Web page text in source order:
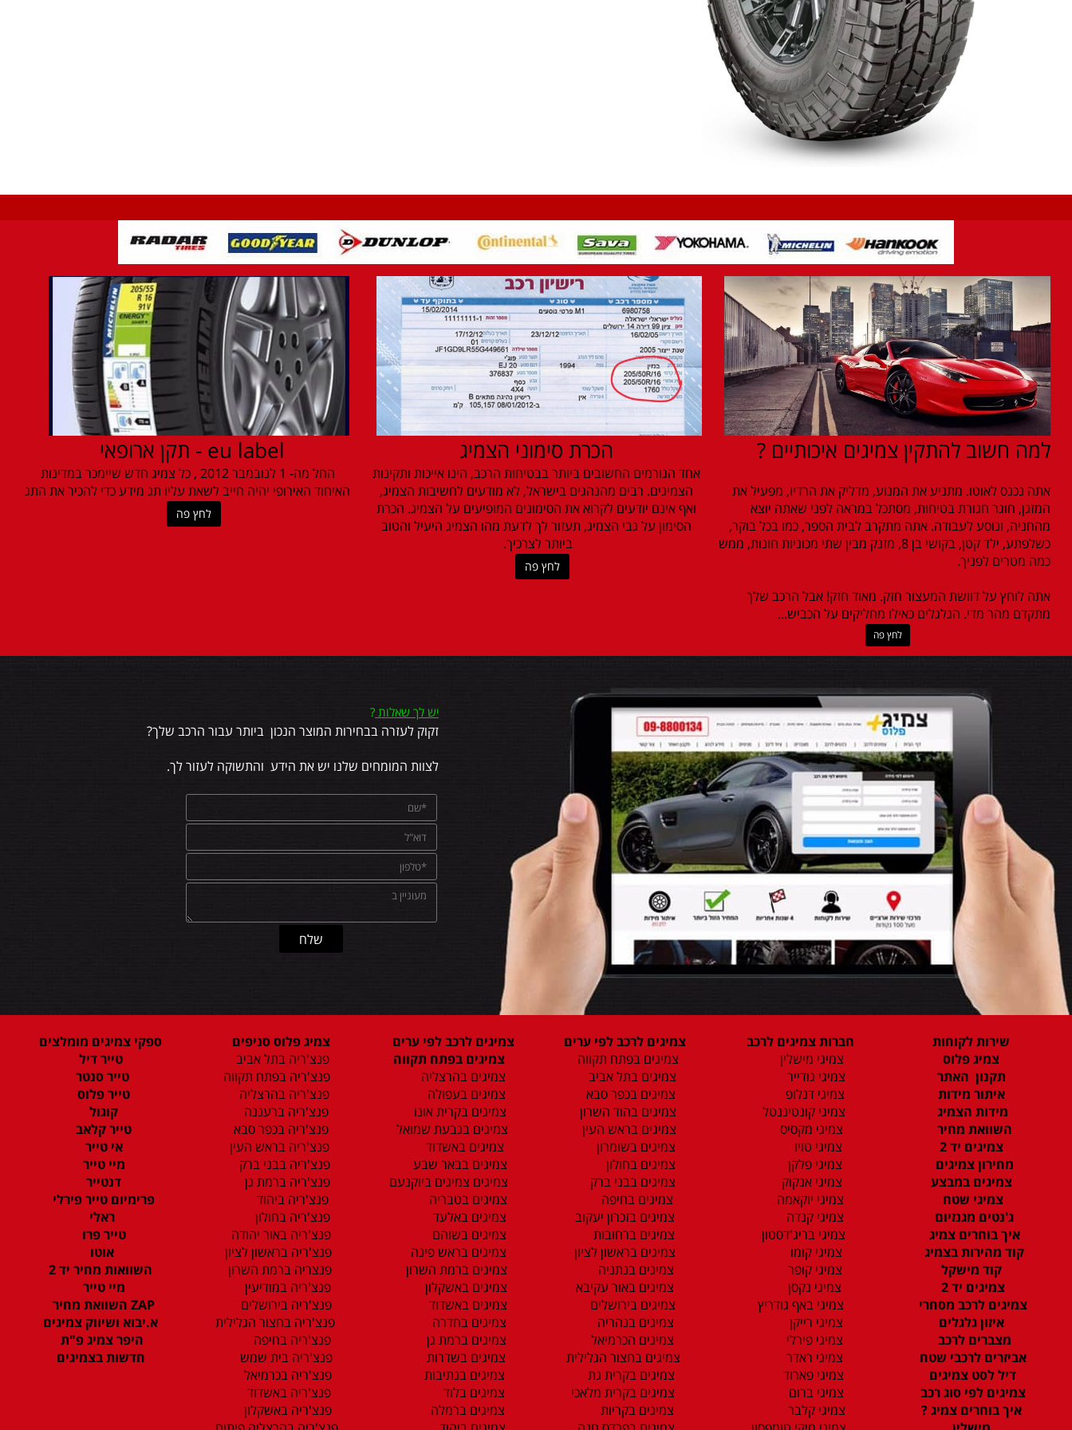
למה חשוב להתקין צמיגים איכותיים ?
אתה נכנס לאוטו. מתניע את המנוע, מדליק את הרדיו, מפעיל את
המזגן, חוגר חגורת בטיחות, מסתכל במראה לפני שאתה יוצא
מהחניה, ונוסע לעבודה. אתה מתקרב לבית הספר, כמו בכל בוקר,
כשלפתע, ילד קטן, בקושי בן 8, מזנק מבין שתי מכוניות חונות, ממש
כמה מטרים לפניך.
אתה לוחץ על דוושת המעצור חזק. מאוד חזק! אבל הרכב שלך
מתקדם מהר מדי. הגלגלים כאילו מחליקים על הכביש...
לחץ פה
הכרת סימוני הצמיג
אחד הגורמים החשובים ביותר בבטיחות הרכב, הינו אייכות ותקינות
הצמיגים. רבים מהנהגים בישראל, לא מודעים לחשיבות הצמיג,
ואף אינם יודעים לקרוא את הסימונים המופיעים על הצמיג. הכרת
הסימון על גבי הצמיג, תעזור לך לדעת מהו הצמיג היעיל והטוב
ביותר לצרכיך.
לחץ פה
eu label - תקן ארופאי
החל מה- 1 לנובמבר 2012 , כל צמיג חדש שיימכר במדינות
האיחוד האירופי יהיה חייב לשאת עליו תג מידע כדי להכיר את התג
לחץ פה
יש לך שאלות ?
זקוק לעזרה בבחירות המוצר הנכון ביותר עבור הרכב שלך?
לצוות המומחים שלנו יש את הידע והתשוקה לעזור לך.
שירות לקוחות
צמיג פלוס
תקנון האתר
איתור מידות
מידות הצמיג
השוואת מחיר
צמיגים יד 2
מחירון צמיגים
צמיגים במבצע
צמיגי שטח
ג'נטים מגנזיום
איך בוחרים צמיג
קוד מהירות בצמיג
קוד מישקל
צמיגים יד 2
צמיגים לרכב מסחרי
איזון גלגלים
מצברים לרכב
אביזרים לרכבי שטח
דיל לסט צמיגים
צמיגים לפי סוג רכב
איך בוחרים צמיג ?
חברות צמיגים לרכב
צמיגי מישלין
צמיגי גודייר
צמיגי דנלופ
צמיגי קונטיננטל
צמיגי מקסיס
צמיגי טויו
צמיגי פלקן
צמיגי אנקוק
צמיגי יוקאמה
צמיגי קנדה
צמיגי בריג'דסטון
צמיגי קומו
צמיגי קופר
צמיגי נקסן
צמיגי באף גודריץ
צמיגי רייקן
צמיגי פירלי
צמיגי ראדר
צמיגי פארוד
צמיגי ברום
צמיגי קלבר
צמיגים לרכב לפי ערים
צמיגים בפתח תקווה
צמיגים בתל אביב
צמיגים בכפר סבא
צמיגים בהוד השרון
צמיגים בראש העין
צמיגים בשומרון
צמיגים בחולון
צמיגים בבני ברק
צמיגים בחיפה
צמיגים בזכרון יעקוב
צמיגים ברחובות
צמיגים בראשון לציון
צמיגים בנתניה
צמיגים באור עקיבא
צמיגים בירושלים
צמיגים בנהריה
צמיגים הכרמיאל
צמיגים בחצור הגלילית
צמיגים בקרית גת
צמיגים בקרית מלאכי
צמיגים בקריות
צמיגים לרכב לפי ערים
צמיגים בפתח תקווה
צמיגים בהרצליה
צמיגים בעפולה
צמיגים בקרית אונו
צמיגים בגבעת שמואל
צמיגים באשדוד
צמיגים בבאר שבע
צמיגים צמיגים ביוקנעם
צמיגים בטבריה
צמיגים באלעד
צמיגים בשוהם
צמיגים בראש פינה
צמיגים ברמת השרון
צמיגים באשקלון
צמיגים באשדוד
צמיגים בחדרה
צמיגים ברמת גן
צמיגים בשדרות
צמיגים בנתיבות
צמיגים בלוד
צמיגים ברמלה
צמיג פלוס סניפים
פנצ'ריה בתל אביב
פנצ'ריה בפתח תקווה
פנצ'ריה בהרצליה
פנצ'ריה ברעננה
פנצ'ריה בכפר סבא
פנצ'ריה בראש העין
פנצ'ריה בבני ברק
פנצ'ריה ברמת גן
פנצ'ריה ביהוד
פנצ'ריה בחולון
פנצ'ריה באור יהודה
פנצ'ריה בראשון לציון
פנצריה ברמת השרון
פנצ'ריה במודיעין
פנצ'ריה בירושלים
פנצ'ריה בחצור הגלילית
פנצ'ריה בחיפה
פנצ'ריה בית שמש
פנצ'ריה בכרמיאל
פנצ'ריה באשדוד
פנצ'ריה באשקלון
ספקי צמיגים מומלצים
טייר דיל
טייר סנטר
טייר פלוס
קוגול
טייר קלאב
אי טייר
מיי טייר
דנטייר
פרימיום טייר פירלי
ראלי
טייר פרו
אוטו
השוואות מחיר יד 2
מיי טייר
ZAP השוואת מחיר
א.יבוא ושיווק צמיגים
היפר צמיג פ"ת
חדשות בצמיגים